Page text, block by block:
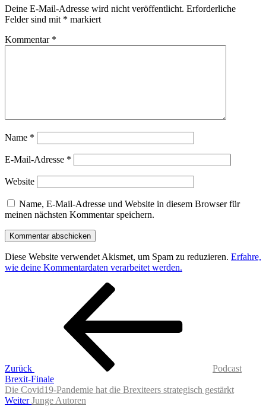
Deine E-Mail-Adresse wird nicht veröffentlicht. Erforderliche
Felder sind mit * markiert
Kommentar *
Name *
E-Mail-Adresse *
Website
Name, E-Mail-Adresse und Website in diesem Browser für
meinen nächsten Kommentar speichern.
Diese Website verwendet Akismet, um Spam zu reduzieren. Erfahre,
wie deine Kommentardaten verarbeitet werden.
Beitragsnavigation
Zurück
Podcast
Brexit-Finale
Die Covid19-Pandemie hat die Brexiteers strategisch gestärkt
Nächster
Weiter Junge Autoren